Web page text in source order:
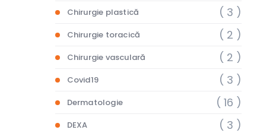
Chirurgie plastică ( 3 )
Chirurgie toracică ( 2 )
Chirurgie vasculară ( 2 )
Covid19 ( 3 )
Dermatologie ( 16 )
DEXA ( 3 )